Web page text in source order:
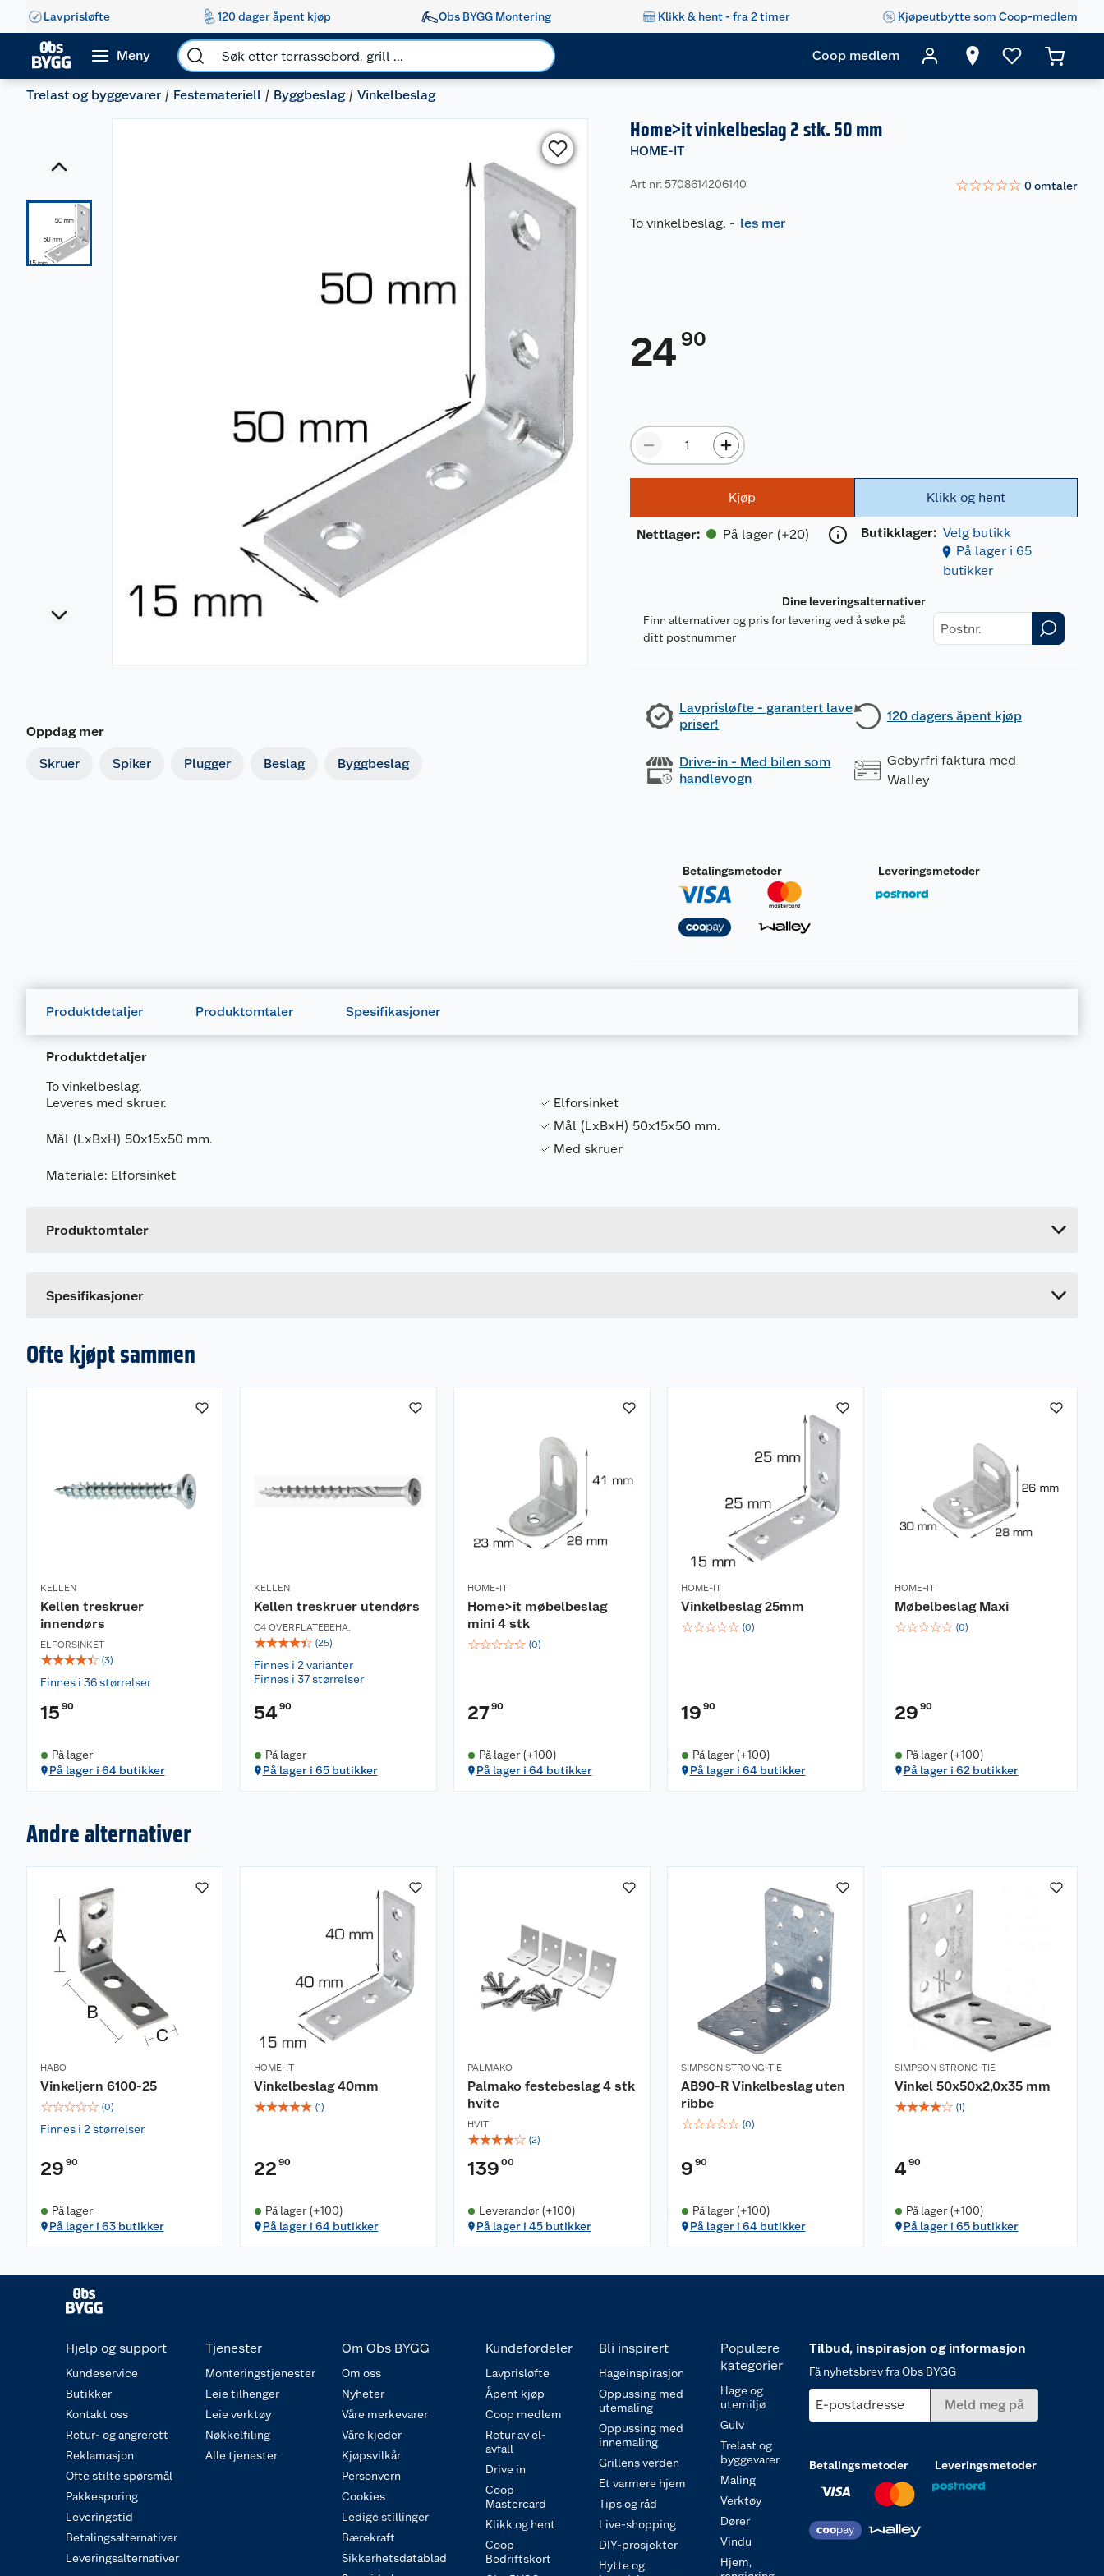
Lavprisløfte 120 dager åpent kjøp Obs BYGG Montering Klikk & hent - fra 2 timer Kjøpeutbytte som Coop-medlem
Meny Coop medlem
Trelast og byggevarer Festemateriell Byggbeslag Vinkelbeslag
Oppdag mer
Skruer Spiker Plugger Beslag Byggbeslag
Home>it vinkelbeslag 2 stk. 50 mm
HOME-IT
Art nr: 5708614206140 ☆☆☆☆☆ 0omtaler
To vinkelbeslag. - les mer
24 90
Kjøp
Nettlager: På lager (+20)
Klikk og hent
Butikklager: Velg butikk
På lager i 65
butikker
Dine leveringsalternativer
Finn alternativer og pris for levering ved å søke på
ditt postnummer
Lavprisløfte - garantert lave
priser!
120 dagers åpent kjøp
Drive-in - Med bilen som
handlevogn
Gebyrfri faktura med
Walley
Betalingsmetoder Leveringsmetoder
Produktdetaljer Produktomtaler Spesifikasjoner
Produktdetaljer
To vinkelbeslag.
Leveres med skruer.
Mål (LxBxH) 50x15x50 mm.
Materiale: Elforsinket
Elforsinket
Mål (LxBxH) 50x15x50 mm.
Med skruer
Produktomtaler
Spesifikasjoner
Generelt
Leverandørens artikkelnummer
Ofte kjøpt sammen
KELLEN
Kellen treskruer
innendørs
ELFORSINKET
☆☆☆☆☆ (3)
Finnes i 36 størrelser
15 90
På lager
På lager i 64 butikker
KELLEN
Kellen treskruer utendørs
C4 OVERFLATEBEHA.
☆☆☆☆☆ (25)
Finnes i 2 varianter
Finnes i 37 størrelser
5490
På lager
På lager i 65 butikker
HOME-IT
Home>it møbelbeslag
mini 4 stk
☆☆☆☆☆ (0)
2790
På lager (+100)
På lager i 64 butikker
HOME-IT
Vinkelbeslag 25mm
☆☆☆☆☆ (0)
19 90
På lager (+100)
På lager i 64 butikker
HOME-IT
Møbelbeslag Maxi
☆☆☆☆☆ (0)
29 90
På lager (+100)
På lager i 62 butikker
Andre alternativer
HABO
Vinkeljern 6100-25
☆☆☆☆☆ (0)
Finnes i 2 størrelser
29 90
På lager
På lager i 63 butikker
HOME-IT
Vinkelbeslag 40mm
☆☆☆☆☆ (1)
22 90
På lager (+100)
På lager i 64 butikker
PALMAKO
Palmako festebeslag 4 stk
hvite
HVIT
☆☆☆☆☆ (2)
139 00
Leverandør (+100)
På lager i 45 butikker
SIMPSON STRONG-TIE
AB90-R Vinkelbeslag uten
ribbe
☆☆☆☆☆ (0)
9 90
På lager (+100)
På lager i 64 butikker
SIMPSON STRONG-TIE
Vinkel 50x50x2,0x35 mm
☆☆☆☆☆ (1)
490
På lager (+100)
På lager i 65 butikker
Hjelp og support
Kundeservice
Butikker
Kontakt oss
Retur- og angrerett
Reklamasjon
Ofte stilte spørsmål
Pakkesporing
Leveringstid
Betalingsalternativer
Leveringsalternativer
Tjenester
Monteringstjenester
Leie tilhenger
Leie verktøy
Nøkkelfiling
Alle tjenester
Om Obs BYGG
Om oss
Nyheter
Våre merkevarer
Våre kjeder
Kjøpsvilkår
Personvern
Cookies
Ledige stillinger
Bærekraft
Sikkerhetsdatablad
Kundefordeler
Lavprisløfte
Åpent kjøp
Coop medlem
Retur av el-
avfall
Drive in
Coop
Mastercard
Klikk og hent
Coop
Bedriftskort
Bli inspirert
Hageinspirasjon
Oppussing med
utemaling
Oppussing med
innemaling
Grillens verden
Et varmere hjem
Tips og råd
Live-shopping
DIY-prosjekter
Hytte og
Populære
kategorier
Hage og
utemiljø
Gulv
Trelast og
byggevarer
Maling
Verktøy
Dører
Vindu
Hjem,
Tilbud, inspirasjon og informasjon
Få nyhetsbrev fra Obs BYGG
E-postadresse Meld meg på
Betalingsmetoder Leveringsmetoder